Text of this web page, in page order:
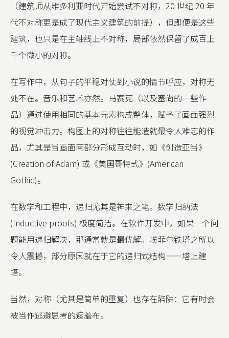
（建筑师从维多利亚时代开始尝试不对称，20 世纪 20 年
代不对称更是成了现代主义建筑的前提），但即便是这些
建筑，也只是在主轴线上不对称，局部依然保留了成百上
千个微小的对称。
在写作中，从句子的平稳对仗到小说的情节呼应，对称无
处不在。音乐和艺术亦然。马赛克（以及塞尚的一些作
品）通过使用相同的基本元素构成整体，赋予了画面强烈
的视觉冲击力。构图上的对称往往能造就最令人难忘的作
品，尤其是当画面两部分形成互动时，如《创造亚当》
(Creation of Adam) 或《美国哥特式》(American
Gothic)。
在数学和工程中，递归尤其是神来之笔。数学归纳法
(Inductive proofs) 极度简洁。在软件开发中，如果一个问
题能用递归解决，那通常就是最优解。埃菲尔铁塔之所以
令人震撼，部分原因就在于它的递归式结构——塔上建
塔。
当然，对称（尤其是简单的重复）也存在陷阱：它有时会
被当作逃避思考的遮羞布。